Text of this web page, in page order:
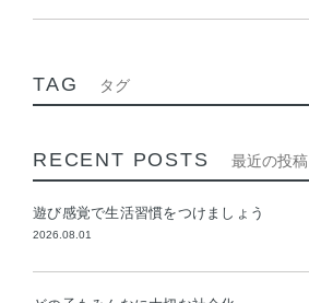
TAG タグ
RECENT POSTS 最近の投稿
遊び感覚で生活習慣をつけましょう
2026.08.01